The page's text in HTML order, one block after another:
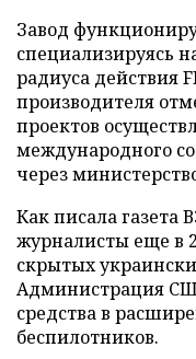
Завод
специализируясь
радиуса действия
производителя
проектов
международного
через
Как писала газета
журналисты еще в
скрытых
Администрация
средства в
беспилотников.